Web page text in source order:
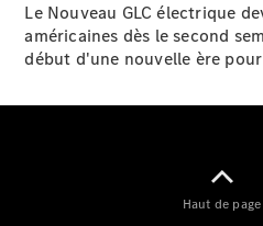
Tous les
Le Nouveau GLC électrique
américaines dès le second
début d'une nouvelle ère
Haut de page